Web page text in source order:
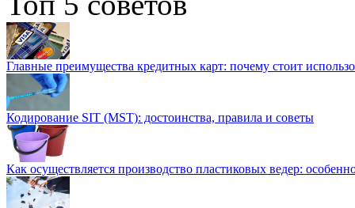
Главные преимущества кредитных карт: почему стоит
Кодирование SIT (MST): достоинства, правила и советы
Как осуществляется производство пластиковых ведер: